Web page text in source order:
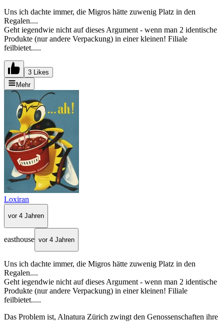
Uns ich dachte immer, die Migros hätte zuwenig Platz in den
Regalen....
Geht iegendwie nicht auf dieses Argument - wenn man 2 identische
Produkte (nur andere Verpackung) in einer kleinen! Filiale
feilbietet.....
3 Likes
Mehr
Loxiran
vor 4 Jahren
easthouse vor 4 Jahren
Uns ich dachte immer, die Migros hätte zuwenig Platz in den
Regalen....
Geht iegendwie nicht auf dieses Argument - wenn man 2 identische
Produkte (nur andere Verpackung) in einer kleinen! Filiale
feilbietet.....
Das Problem ist, Alnatura Zürich zwingt den Genossenschaften ihre